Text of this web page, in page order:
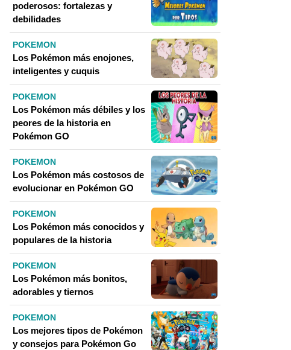
poderosos: fortalezas y
debilidades
POKEMON
Los Pokémon más enojones,
inteligentes y cuquis
POKEMON
Los Pokémon más débiles y los
peores de la historia en
Pokémon GO
POKEMON
Los Pokémon más costosos de
evolucionar en Pokémon GO
POKEMON
Los Pokémon más conocidos y
populares de la historia
POKEMON
Los Pokémon más bonitos,
adorables y tiernos
POKEMON
Los mejores tipos de Pokémon
y consejos para Pokémon Go